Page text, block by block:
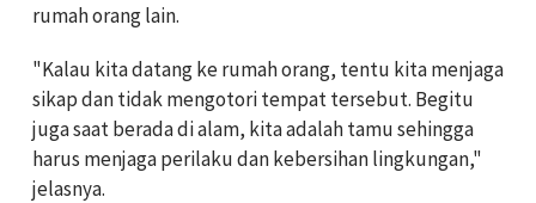
rumah orang lain.
"Kalau kita datang ke rumah orang, tentu kita menjaga
sikap dan tidak mengotori tempat tersebut. Begitu
juga saat berada di alam, kita adalah tamu sehingga
harus menjaga perilaku dan kebersihan lingkungan,"
jelasnya.